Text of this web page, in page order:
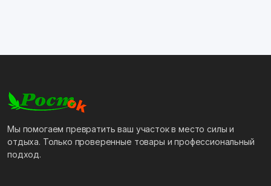
Мы помогаем превратить ваш участок в место силы и
отдыха. Только проверенные товары и профессиональный
подход.